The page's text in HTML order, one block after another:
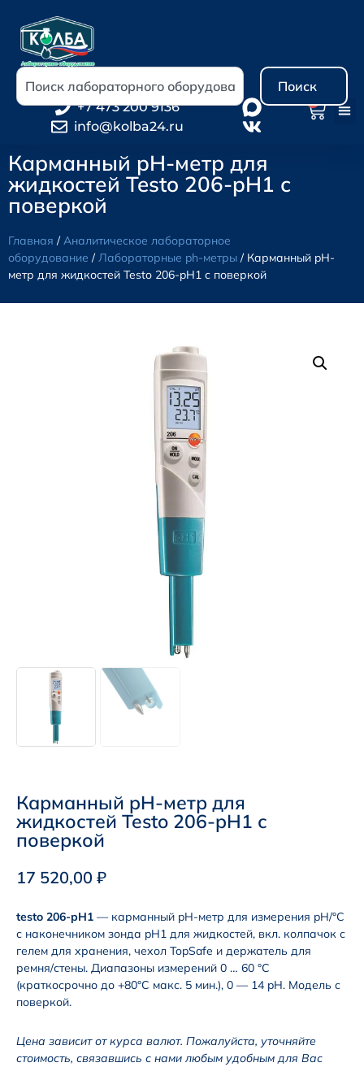
Поиск
+7 473 200 9136
info@kolba24.ru
Карманный pH-метр для
жидкостей Testo 206-pH1 с
поверкой
Главная /Аналитическое лабораторное
оборудование /Лабораторные ph-метры / Карманный pH-
метр для жидкостей Testo 206-pH1 с поверкой
Карманный pH-метр для
жидкостей Testo 206-pH1 с
поверкой
17 520,00 ₽
testo 206-pH1 — карманный pH-метр для измерения pH/°C
с наконечником зонда pH1 для жидкостей, вкл. колпачок с
гелем для хранения, чехол TopSafe и держатель для
ремня/стены. Диапазоны измерений 0 … 60 °C
(краткосрочно до +80°C макс. 5 мин.), 0 — 14 pH. Модель с
поверкой.
Цена зависит от курса валют. Пожалуйста, уточняйте
стоимость, связавшись с нами любым удобным для Вас